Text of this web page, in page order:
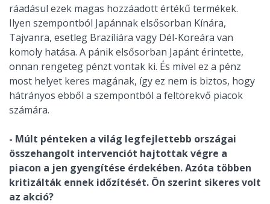
ráadásul ezek magas hozzáadott értékű termékek.
Ilyen szempontból Japánnak elsősorban Kínára,
Tajvanra, esetleg Brazíliára vagy Dél-Koreára van
komoly hatása. A pánik elsősorban Japánt érintette,
onnan rengeteg pénzt vontak ki. És mivel ez a pénz
most helyet keres magának, így ez nem is biztos, hogy
hátrányos ebből a szempontból a feltörekvő piacok
számára.
- Múlt pénteken a világ legfejlettebb országai
összehangolt intervenciót hajtottak végre a
piacon a jen gyengítése érdekében. Azóta többen
kritizálták ennek időzítését. Ön szerint sikeres volt
az akció?